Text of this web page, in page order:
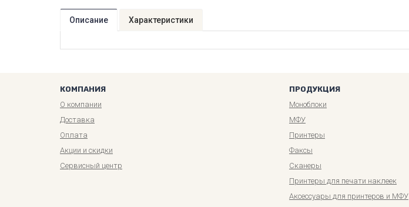
Описание Характеристики
КОМПАНИЯ
О компании
Доставка
Оплата
Акции и скидки
Сервисный центр
ПРОДУКЦИЯ
Моноблоки
МФУ
Принтеры
Факсы
Сканеры
Принтеры для печати наклеек
Аксессуары для принтеров и МФУ